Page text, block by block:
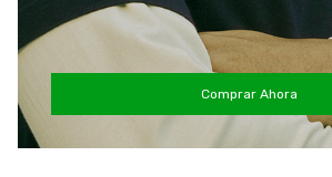
Comprar Ahora